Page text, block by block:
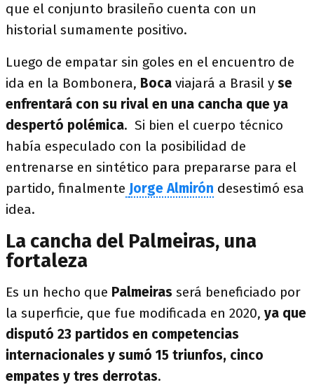
que el conjunto brasileño cuenta con un
historial sumamente positivo.
Luego de empatar sin goles en el encuentro de
ida en la Bombonera, Boca viajará a Brasil y se
enfrentará con su rival en una cancha que ya
despertó polémica. Si bien el cuerpo técnico
había especulado con la posibilidad de
entrenarse en sintético para prepararse para el
partido, finalmente Jorge Almirón desestimó esa
idea.
La cancha del Palmeiras, una
fortaleza
Es un hecho que Palmeiras será beneficiado por
la superficie, que fue modificada en 2020, ya que
disputó 23 partidos en competencias
internacionales y sumó 15 triunfos, cinco
empates y tres derrotas.